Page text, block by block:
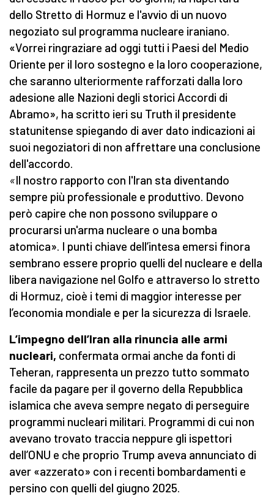
dello Stretto di Hormuz e l'avvio di un nuovo
negoziato sul programma nucleare iraniano.
«Vorrei ringraziare ad oggi tutti i Paesi del Medio
Oriente per il loro sostegno e la loro cooperazione,
che saranno ulteriormente rafforzati dalla loro
adesione alle Nazioni degli storici Accordi di
Abramo», ha scritto ieri su Truth il presidente
statunitense spiegando di aver dato indicazioni ai
suoi negoziatori di non affrettare una conclusione
dell'accordo.
«Il nostro rapporto con l'Iran sta diventando
sempre più professionale e produttivo. Devono
però capire che non possono sviluppare o
procurarsi un'arma nucleare o una bomba
atomica». I punti chiave dell’intesa emersi finora
sembrano essere proprio quelli del nucleare e della
libera navigazione nel Golfo e attraverso lo stretto
di Hormuz, cioè i temi di maggior interesse per
l’economia mondiale e per la sicurezza di Israele.
L’impegno dell’Iran alla rinuncia alle armi
nucleari, confermata ormai anche da fonti di
Teheran, rappresenta un prezzo tutto sommato
facile da pagare per il governo della Repubblica
islamica che aveva sempre negato di perseguire
programmi nucleari militari. Programmi di cui non
avevano trovato traccia neppure gli ispettori
dell’ONU e che proprio Trump aveva annunciato di
aver «azzerato» con i recenti bombardamenti e
persino con quelli del giugno 2025.